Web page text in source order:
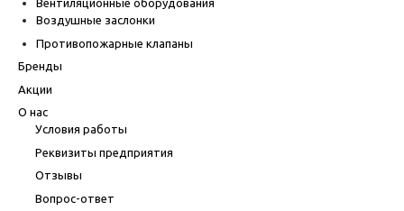
Вентиляционные оборудования
Воздушные заслонки
Противопожарные клапаны
Бренды
Акции
О нас
Условия работы
Реквизиты предприятия
Отзывы
Вопрос-ответ